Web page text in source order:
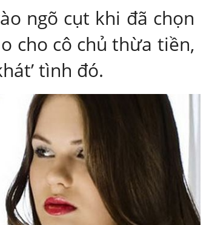
ngõ cụt khi đã chọn
cho cô chủ thừa tiền,
tình đó.